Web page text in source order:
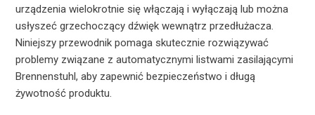
urządzenia wielokrotnie się włączają i wyłączają lub można
usłyszeć grzechoczący dźwięk wewnątrz przedłużacza.
Niniejszy przewodnik pomaga skutecznie rozwiązywać
problemy związane z automatycznymi listwami zasilającymi
Brennenstuhl, aby zapewnić bezpieczeństwo i długą
żywotność produktu.